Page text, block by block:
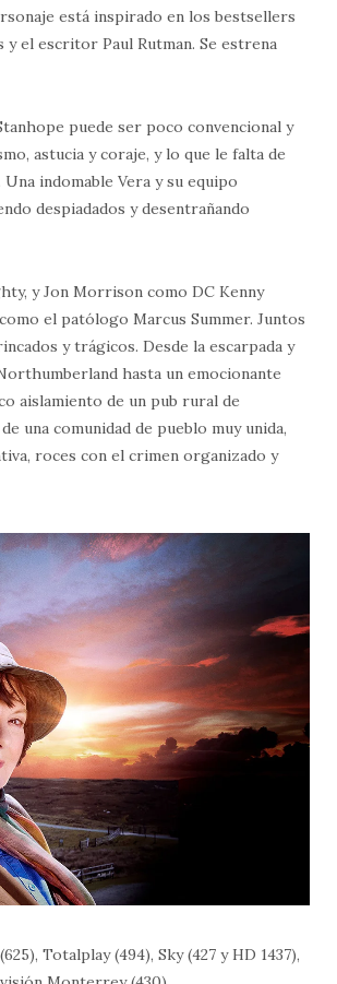
está inspirado en los bestsellers
y el escritor Paul Rutman. Se estrena
puede ser poco convencional y
astucia y coraje, y lo que le falta de
indomable Vera y su equipo
despiadados y desentrañando
y Jon Morrison como DC Kenny
el patólogo Marcus Summer. Juntos
y trágicos. Desde la escarpada y
hasta un emocionante
aislamiento de un pub rural de
una comunidad de pueblo muy unida,
roces con el crimen organizado y
Totalplay (494), Sky (427 y HD 1437),